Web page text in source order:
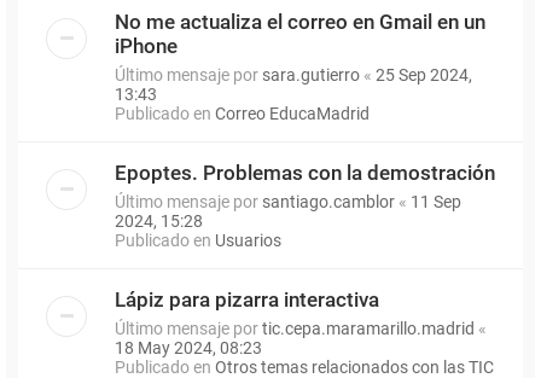
No me actualiza el correo en Gmail en un
iPhone
Último mensaje por sara.gutierro « 25 Sep 2024,
13:43
Publicado en Correo EducaMadrid
Epoptes. Problemas con la demostración
Último mensaje por santiago.camblor « 11 Sep
2024, 15:28
Publicado en Usuarios
Lápiz para pizarra interactiva
Último mensaje portic.cepa.maramarillo.madrid «
18 May 2024, 08:23
Publicado en Otros temas relacionados con las TIC